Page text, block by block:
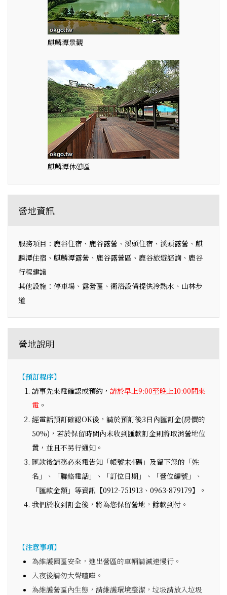
麒麟潭景觀
麒麟潭休憩區
營地資訊
服務項目：鹿谷住宿、鹿谷露營、溪頭住宿、溪頭露營、麒
麟潭住宿、麒麟潭露營、鹿谷露營區、鹿谷旅遊諮詢、鹿谷
行程建議
其他設施：停車場、露營區、衛浴設備提供冷熱水、山林步
道
營地說明
【預訂程序】
請事先來電確認或預約， 請於早上9:00至晚上10:00間來
電 。
經電話預訂確認OK後，請於預訂後3日內匯訂金(房價的
50%)，若於保留時間內未收到匯款訂金則將取消營地位
置，並且不另行通知。
匯款後請務必來電告知「帳號末4碼」及留下您的「姓
名」、「聯絡電話」、「訂位日期」、「營位編號」、
「匯款金額」等資訊【0912-751913、0963-879179】。
我們於收到訂金後，將為您保留營地，餘款到付。
【注意事項】
為維護園區安全，進出營區的車輛請減速慢行。
入夜後請勿大聲喧嘩。
為維護營區內生態，請維護環境整潔，垃圾請放入垃圾